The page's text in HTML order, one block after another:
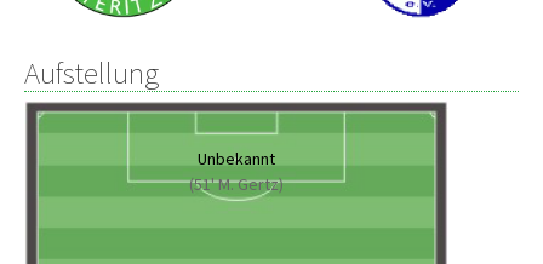
Aufstellung
Unbekannt
(51' M. Gertz)